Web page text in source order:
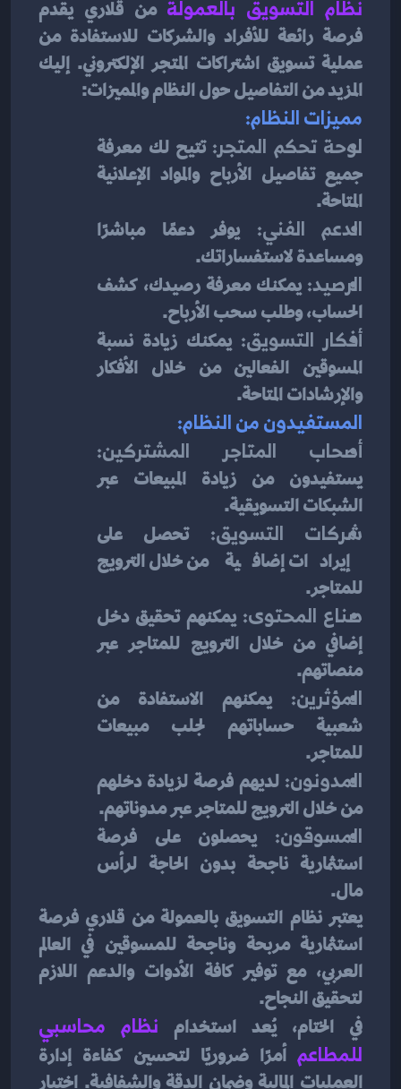
نظام التسويق بالعمولة
المزيد من التفاصيل حول النظام والمميزات:
مميزات النظام:
لوحة تحكم المتجر:
تتيح لك معرفة
جميع تفاصيل الأرباح والمواد الإعلانية
المتاحة.
الدعم الفني:
ومساعدة لاستفساراتك.
الرصيد:
الحساب، وطلب سحب الأرباح.
أفكار التسويق: يمكنك زيادة نسبة
المسوقين الفعالين من خلال الأفكار
والإرشادات المتاحة.
المستفيدون من النظام:
أصحاب المتاجر المشتركين:
يستفيدون من زيادة المبيعات عبر
الشبكات التسويقية.
شركات التسويق:
للمتاجر.
صناع المحتوى:
إضافي من خلال الترويج للمتاجر عبر
منصاتهم.
المؤثرين:
للمتاجر.
المدونون:
من خلال الترويج للمتاجر عبر مدوناتهم.
المسوقون: يحصلون على فرصة
مال.
لتحقيق النجاح.
في الختام، يُعد استخدام نظام
للمطاعم